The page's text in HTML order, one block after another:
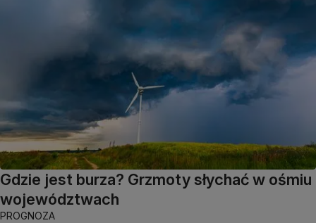
Gdzie jest burza? Grzmoty słychać w ośmiu
województwach
PROGNOZA